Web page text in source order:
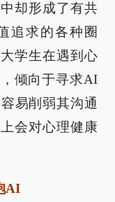
却形成了有共
追求的各种圈
学生在遇到心
倾向于寻求AI
易削弱其沟通
会对心理健康
AI